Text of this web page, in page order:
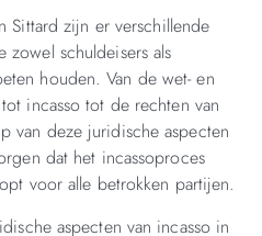
Sittard zijn er verschillende
zowel schuldeisers als
houden. Van de wet- en
incasso tot de rechten van
van deze juridische aspecten
dat het incassoproces
voor alle betrokken partijen.
aspecten van incasso in